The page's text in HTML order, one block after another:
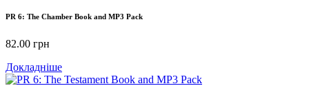
PR 6: The Chamber Book and MP3 Pack
82.00 грн
Докладніше